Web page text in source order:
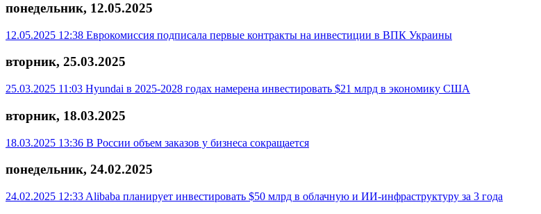
понедельник, 12.05.2025
12.05.2025 12:38 Еврокомиссия подписала первые контракты на инвестиции в ВПК Украины
вторник, 25.03.2025
25.03.2025 11:03 Hyundai в 2025-2028 годах намерена инвестировать $21 млрд в экономику США
вторник, 18.03.2025
18.03.2025 13:36 В России объем заказов у бизнеса сокращается
понедельник, 24.02.2025
24.02.2025 12:33 Alibaba планирует инвестировать $50 млрд в облачную и ИИ-инфраструктуру за 3 года